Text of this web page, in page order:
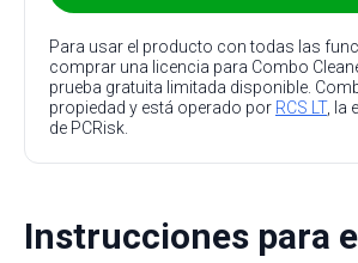
Para usar el producto con todas las
comprar una licencia para Combo
prueba gratuita limitada disponible.
propiedad y está operado por RCS LT, la
de PCRisk.
Instrucciones para